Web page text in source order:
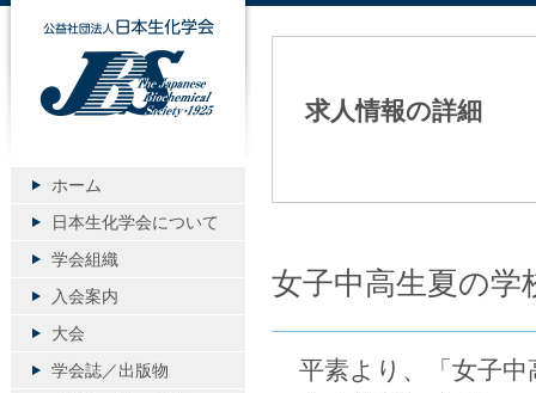
求人情報の詳細
女子中高生夏の
平素より、「女子
公益社団法人日本生化学会
ホーム
日本生化学会について
学会組織
入会案内
大会
学会誌／出版物